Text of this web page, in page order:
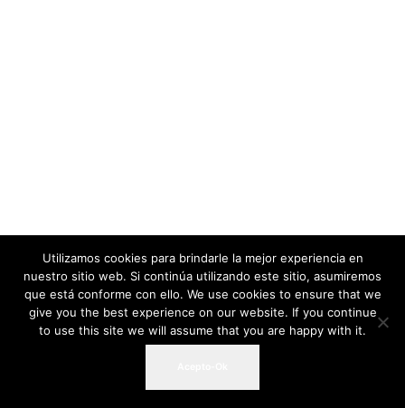
Utilizamos cookies para brindarle la mejor experiencia en
nuestro sitio web. Si continúa utilizando este sitio, asumiremos
que está conforme con ello. We use cookies to ensure that we
give you the best experience on our website. If you continue
to use this site we will assume that you are happy with it.